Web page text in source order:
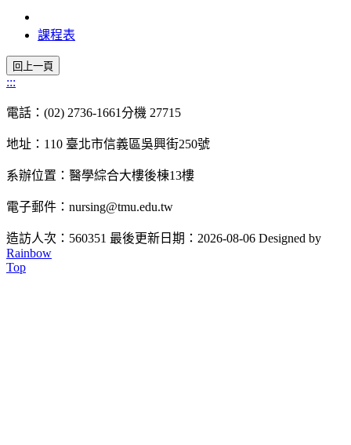
課程表
:::
電話：(02) 2736-1661分機 27715
地址：110 臺北市信義區吳興街250號
系辦位置：醫學綜合大樓後棟13樓
電子郵件：nursing@tmu.edu.tw
造訪人次：560351 最後更新日期：2026-08-06 Designed by
Rainbow
Top